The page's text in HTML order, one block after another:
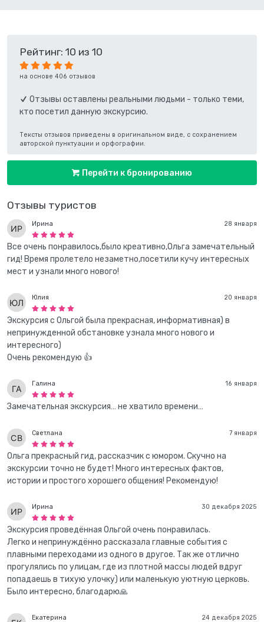
Отзывы туристов
28 января
Ирина
Все очень понравилось,было креативно,Ольга замечательный
гид! Время пролетело незаметно,посетили кучу интересных
мест и узнали много нового!
20 января
Юлия
Экскурсия с Ольгой была прекрасная, информативная) в
непринужденной обстановке узнала много нового и
интересного)
Очень рекомендую 👍
16 января
Галина
Замечательная экскурсия… не хватило времени…
7 января
Светлана
Ольга прекрасный гид, рассказчик с юмором. Скучно на
экскурсии точно не будет! Много интересных фактов,
истории и простого хорошего общения! Рекомендую!
30 декабря 2025
Ирина
Экскурсия проведённая Ольгой очень понравилась.
Легко и непринуждённо рассказала главные события с
плавными переходами из одного в другое. Так же отлично
прогулялись по улицам, где из плотной массы людей вдруг
попадаешь в тихую улочку) или маленькую уютную церковь.
Было интересно, благодарю🙏
24 декабря 2025
Екатерина
Рейтинг: 10 из 10
на основе 406 отзывов
Отзывы оставлены реальными людьми - только теми,
кто посетил данную экскурсию.
Тексты отзывов приведены в оригинальном виде, с сохранением
авторской пунктуации и орфографии.
Перейти к бронированию